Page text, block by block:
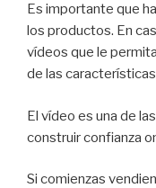
Es importante que
los productos. En
vídeos que le
de las
El vídeo es una de
construir confianza
Si comienzas